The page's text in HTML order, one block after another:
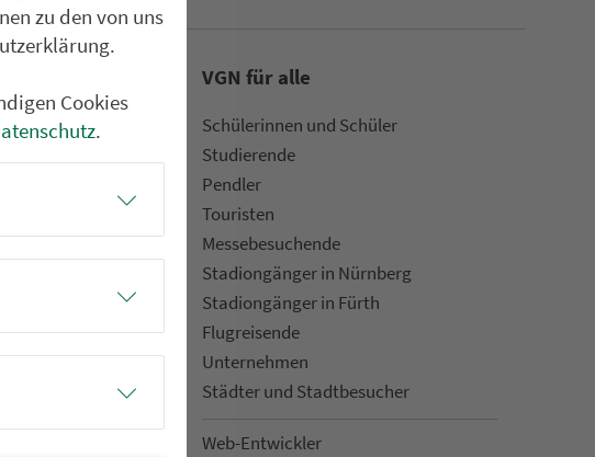
VGN für alle
Schülerinnen und Schüler
Stu­die­rende
Pendler
Touristen
Mes­se­be­suchende
Sta­di­on­gän­ger in Nürn­berg
Sta­di­on­gän­ger in Fürth
Flug­rei­sen­de
Un­ter­neh­men
Städter und Stadt­be­su­cher
Web-Entwickler
zu den von uns
Cookies
.